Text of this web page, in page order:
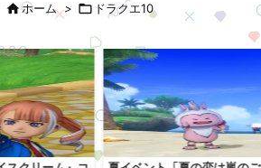
ホーム >  ドラクエ10